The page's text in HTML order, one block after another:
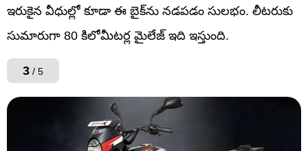
ఇరుకైన వీధుల్లో కూడా ఈ బైక్‌ను నడపడం సులభం. లీటరుకు
సుమారుగా 80 కిలోమీటర్ల మైలేజ్ ఇది ఇస్తుంది.
3 / 5